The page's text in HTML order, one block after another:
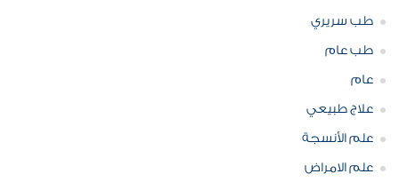
طب سريري
طب عام
عام
علاج طبيعي
علم الأنسجة
علم الامراض